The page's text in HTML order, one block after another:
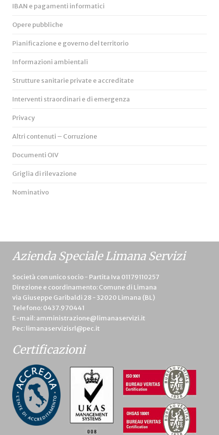
IBAN e pagamenti informatici
Opere pubbliche
Pianificazione e governo del territorio
Informazioni ambientali
Strutture sanitarie private e accreditate
Interventi straordinari e di emergenza
Privacy
Altri contenuti – Corruzione
Documenti OIV
Griglia di rilevazione
Nominativo
Azienda Speciale Limana Servizi
Società con unico socio - Partita Iva 01179110257
Direzione e coordinamento: Comune di Limana
via Giuseppe Garibaldi 28 - 32020 Limana (BL)
Telefono:0437.970441
E-mail:amministrazione@limanaservizi.it
Pec:limanaservizisrl@pec.it
Certificazioni